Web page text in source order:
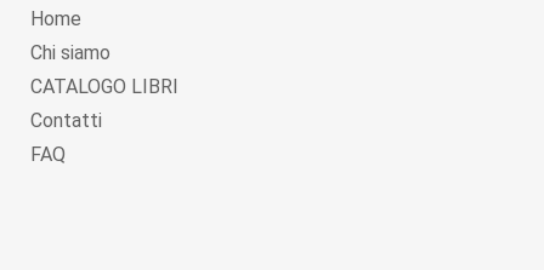
Home
Chi siamo
CATALOGO LIBRI
Contatti
FAQ